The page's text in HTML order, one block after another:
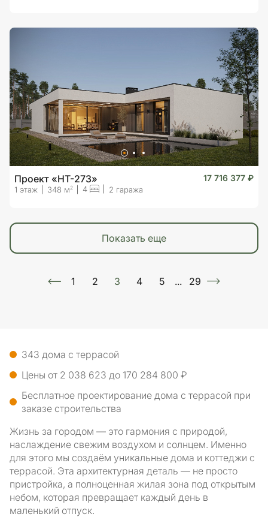
Проект «HT-273» 17 716 377 ₽
1 этаж 348 м2 4 2 гаража
показать еще
1 2 3 4 5 ... 29
343 дома с террасой
Цены от 2 038 623 до 170 284 800 ₽
Бесплатное проектирование дома с террасой при
заказе строительства
Жизнь за городом — это гармония с природой,
наслаждение свежим воздухом и солнцем. Именно
для этого мы создаём уникальные дома и коттеджи с
террасой. Эта архитектурная деталь — не просто
пристройка, а полноценная жилая зона под открытым
небом, которая превращает каждый день в
маленький отпуск.